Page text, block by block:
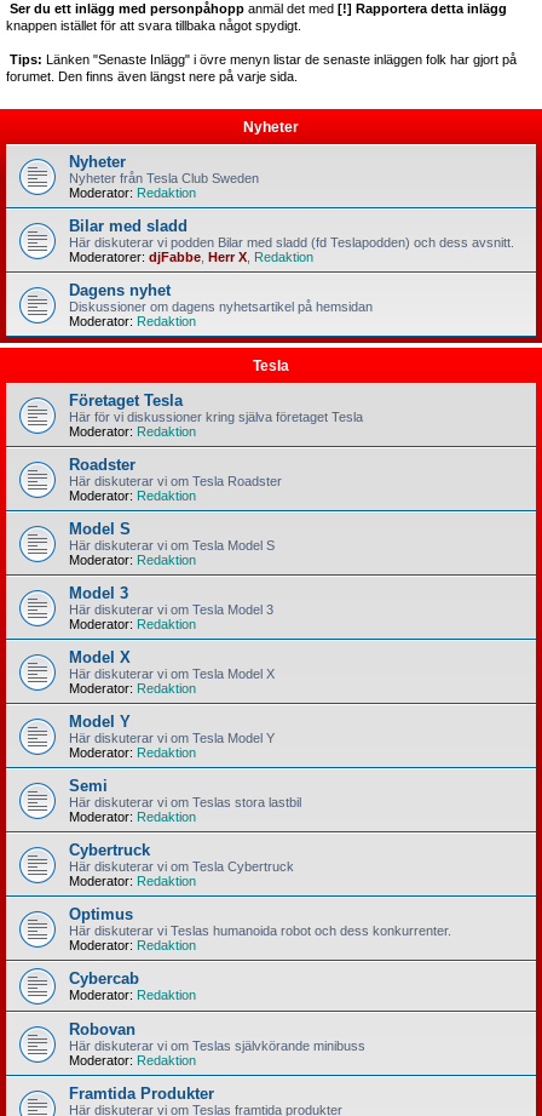
Ser du ett inlägg med personpåhopp anmäl det med [!] Rapportera detta inlägg
knappen istället för att svara tillbaka något spydigt.
Tips: Länken "Senaste Inlägg" i övre menyn listar de senaste inläggen folk har gjort på
forumet. Den finns även längst nere på varje sida.
Nyheter
Nyheter
Nyheter från Tesla Club Sweden
Moderator: Redaktion
Bilar med sladd
Här diskuterar vi podden Bilar med sladd (fd Teslapodden) och dess avsnitt.
Moderatorer: djFabbe Herr X Redaktion
Dagens nyhet
Diskussioner om dagens nyhetsartikel på hemsidan
Moderator: Redaktion
Tesla
Företaget Tesla
Här för vi diskussioner kring själva företaget Tesla
Moderator: Redaktion
Roadster
Här diskuterar vi om Tesla Roadster
Moderator: Redaktion
Model S
Här diskuterar vi om Tesla Model S
Moderator: Redaktion
Model 3
Här diskuterar vi om Tesla Model 3
Moderator: Redaktion
Model X
Här diskuterar vi om Tesla Model X
Moderator: Redaktion
Model Y
Här diskuterar vi om Tesla Model Y
Moderator: Redaktion
Semi
Här diskuterar vi om Teslas stora lastbil
Moderator: Redaktion
Cybertruck
Här diskuterar vi om Tesla Cybertruck
Moderator: Redaktion
Optimus
Här diskuterar vi Teslas humanoida robot och dess konkurrenter.
Moderator: Redaktion
Cybercab
Moderator: Redaktion
Robovan
Här diskuterar vi om Teslas självkörande minibuss
Moderator: Redaktion
Framtida Produkter
Här diskuterar vi om Teslas framtida produkter